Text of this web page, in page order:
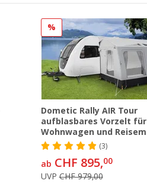
%
Dometic Rally AIR Tour
aufblasbares Vorzelt für
Wohnwagen und
(3)
ab CHF 895,00
UVPCHF 979,00